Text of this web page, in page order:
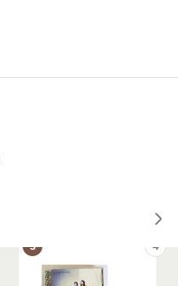
3 4